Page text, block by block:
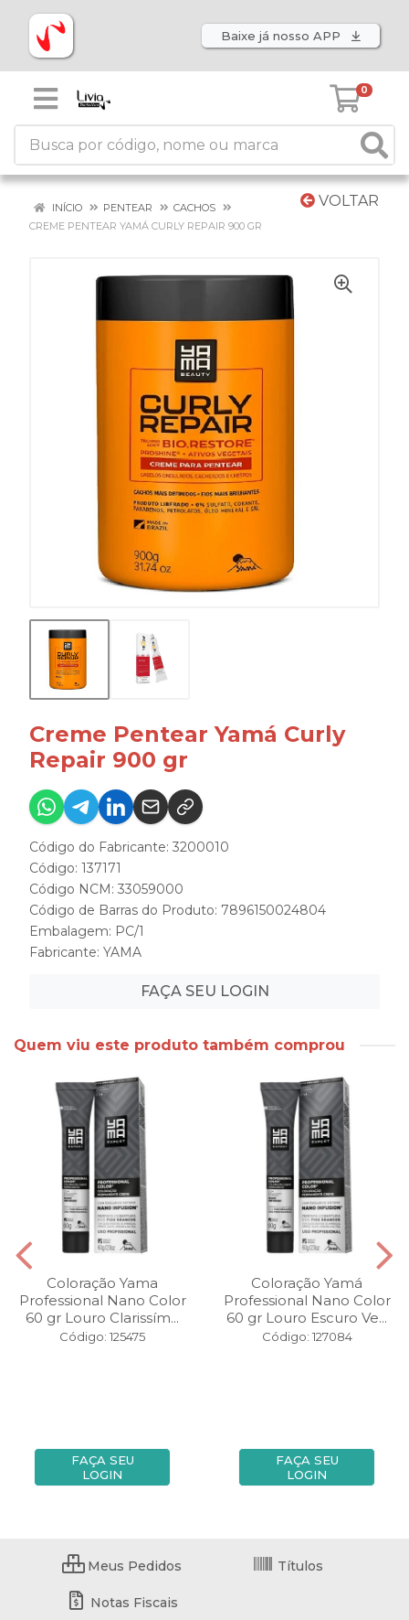
Baixe já nosso APP
0
VOLTAR
INÍCIO PENTEAR
CACHOS
CREME PENTEAR YAMÁ CURLY REPAIR 900 GR
Creme Pentear Yamá Curly
Repair 900 gr
Código do Fabricante: 3200010
Código: 137171
Código NCM: 33059000
Código de Barras do Produto: 7896150024804
Embalagem: PC/1
Fabricante: YAMA
FAÇA SEU LOGIN
Quem viu este produto também comprou
Coloração Yama
Professional Nano Color
60 gr Louro Clarissím...
Código: 125475
FAÇA SEU
LOGIN
Coloração Yamá
Professional Nano Color
60 gr Louro Escuro Ve...
Código: 127084
FAÇA SEU
LOGIN
Meus Pedidos Títulos
Notas Fiscais